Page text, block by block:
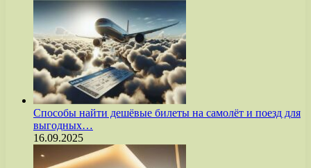
Способы найти дешёвые билеты на самолёт и поезд для
выгодных…
16.09.2025